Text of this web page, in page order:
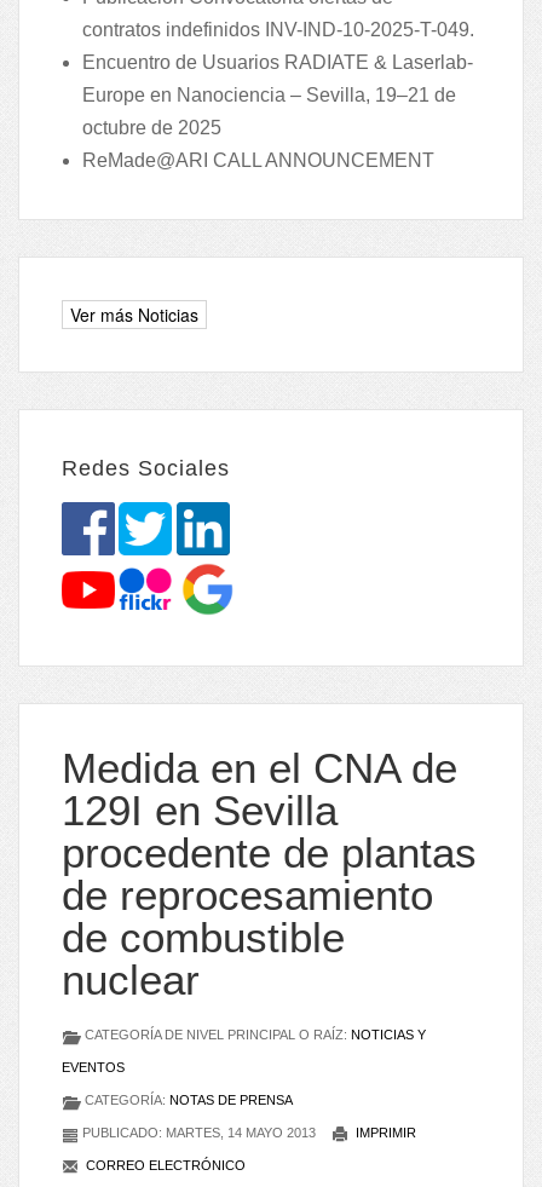
contratos indefinidos INV-IND-10-2025-T-049.
Encuentro de Usuarios RADIATE & Laserlab-
Europe en Nanociencia – Sevilla, 19–21 de
octubre de 2025
ReMade@ARI CALL ANNOUNCEMENT
Redes Sociales
Medida en el CNA de
129I en Sevilla
procedente de plantas
de reprocesamiento
de combustible
nuclear
CATEGORÍA DE NIVEL PRINCIPAL O RAÍZ: NOTICIAS Y
EVENTOS
CATEGORÍA: NOTAS DE PRENSA
PUBLICADO: MARTES, 14 MAYO 2013 IMPRIMIR
CORREO ELECTRÓNICO